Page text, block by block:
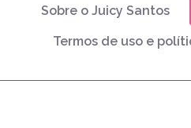
Sobre o Juicy Santos
Termos de uso e